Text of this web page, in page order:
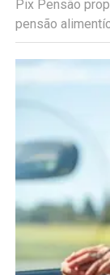
Pix Pensão
pensão